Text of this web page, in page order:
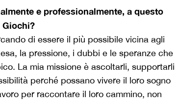
e professionalmente, a questo
di essere il più possibile vicina agli
la pressione, i dubbi e le speranze che
La mia missione è ascoltarli, supportarli
perché possano vivere il loro sogno
per raccontare il loro cammino, non